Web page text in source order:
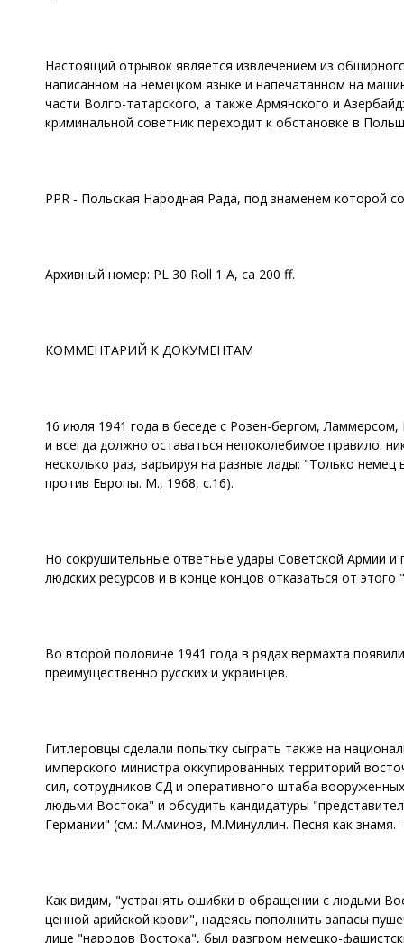
Настоящий отрывок является извлечением из
написанном на немецком языке и напечатанном на
части Волго-татарского, а также Армянского и
криминальной советник переходит к обстановке в
PPR - Польская Народная Рада, под знаменем которой
Архивный номер: PL 30 Roll 1 А, са 200 ff.
КОММЕНТАРИЙ К ДОКУМЕНТАМ
16 июля 1941 года в беседе с Розен-бергом,
и всегда должно оставаться непоколебимое правило:
несколько раз, варьируя на разные лады: "Только немец
против Европы. М., 1968, с.16).
Но сокрушительные ответные удары Советской Армии и
людских ресурсов и в конце концов отказаться от
Во второй половине 1941 года в рядах вермахта
преимущественно русских и украинцев.
Гитлеровцы сделали попытку сыграть также на
имперского министра оккупированных территорий
сил, сотрудников СД и оперативного штаба
людьми Востока" и обсудить кандидатуры
Германии" (см.: М.Аминов, М.Минуллин. Песня как знамя.
Как видим, "устранять ошибки в обращении с людьми
ценной арийской крови", надеясь пополнить запасы
лице "народов Востока", был разгром немецко-